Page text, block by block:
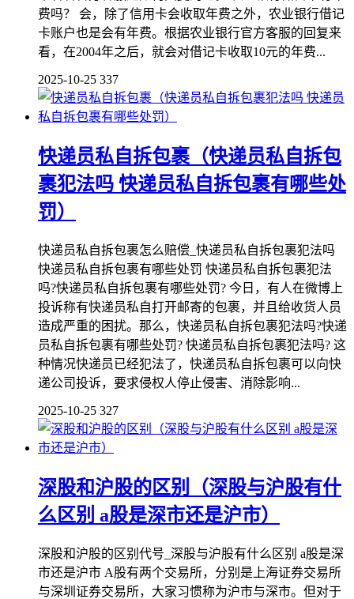
费吗？ 会，除了信用卡会收取年费之外，农业银行借记
卡账户也是会有年费。根据农业银行官方客服的回复来
看，在2004年之后，就会对借记卡收取10元的年费...
2025-10-25 337
快递员私自拆包裹（快递员私自拆包
裹犯法吗 快递员私自拆包裹有哪些处
罚）
快递员私自拆包裹怎么赔偿_快递员私自拆包裹犯法吗
快递员私自拆包裹有哪些处罚 快递员私自拆包裹犯法
吗?快递员私自拆包裹有哪些处罚? 今日，有人在微博上
投诉称有快递员私自打开邮寄的包裹，并且给收货人员
造成严重的困扰。那么，快递员私自拆包裹犯法吗?快递
员私自拆包裹有哪些处罚? 快递员私自拆包裹犯法吗? 这
种情况快递员已经犯法了，快递员私自拆包裹可以向快
递公司投诉，要求侵权人停止侵害、消除影响...
2025-10-25 327
深股和沪股的区别（深股与沪股有什
么区别 a股是深市还是沪市）
深股和沪股的区别代号_深股与沪股有什么区别 a股是深
市还是沪市 A股有两个交易所，分别是上海证券交易所
与深圳证券交易所，大家习惯称为沪市与深市。但对于